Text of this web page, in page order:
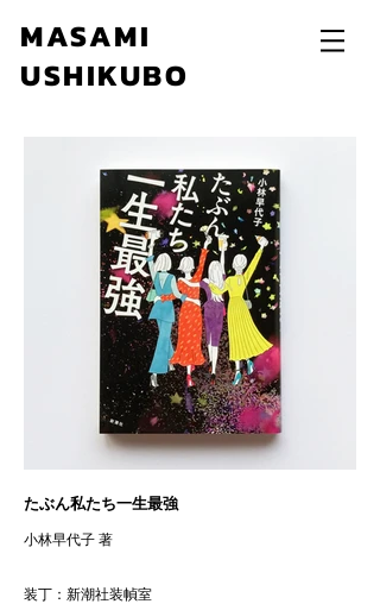
MASAMI
USHIKUBO
たぶん私たち一生最強
小林早代子 著
装丁：新潮社装幀室